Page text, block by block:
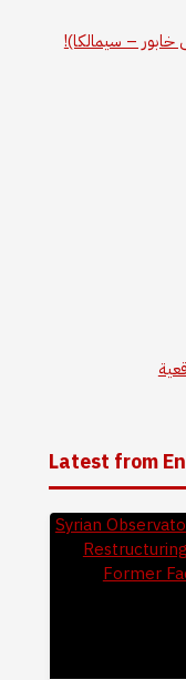
خابور – سيمالكا)!
Latest from